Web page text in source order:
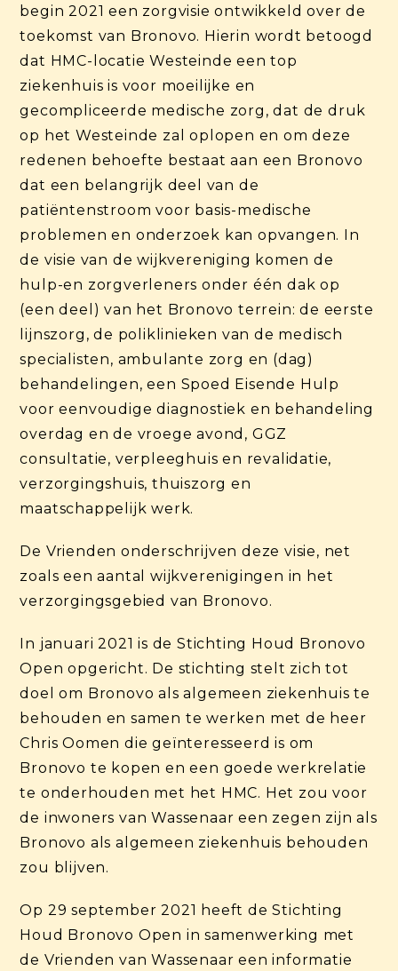
begin 2021 een zorgvisie ontwikkeld over de
toekomst van Bronovo. Hierin wordt betoogd
dat HMC-locatie Westeinde een top
ziekenhuis is voor moeilijke en
gecompliceerde medische zorg, dat de druk
op het Westeinde zal oplopen en om deze
redenen behoefte bestaat aan een Bronovo
dat een belangrijk deel van de
patiëntenstroom voor basis-medische
problemen en onderzoek kan opvangen. In
de visie van de wijkvereniging komen de
hulp-en zorgverleners onder één dak op
(een deel) van het Bronovo terrein: de eerste
lijnszorg, de poliklinieken van de medisch
specialisten, ambulante zorg en (dag)
behandelingen, een Spoed Eisende Hulp
voor eenvoudige diagnostiek en behandeling
overdag en de vroege avond, GGZ
consultatie, verpleeghuis en revalidatie,
verzorgingshuis, thuiszorg en
maatschappelijk werk.
De Vrienden onderschrijven deze visie, net
zoals een aantal wijkverenigingen in het
verzorgingsgebied van Bronovo.
In januari 2021 is de Stichting Houd Bronovo
Open opgericht. De stichting stelt zich tot
doel om Bronovo als algemeen ziekenhuis te
behouden en samen te werken met de heer
Chris Oomen die geïnteresseerd is om
Bronovo te kopen en een goede werkrelatie
te onderhouden met het HMC. Het zou voor
de inwoners van Wassenaar een zegen zijn als
Bronovo als algemeen ziekenhuis behouden
zou blijven.
Op 29 september 2021 heeft de Stichting
Houd Bronovo Open in samenwerking met
de Vrienden van Wassenaar een informatie